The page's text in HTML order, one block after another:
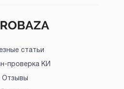
статьи
проверка КИ
Отзывы